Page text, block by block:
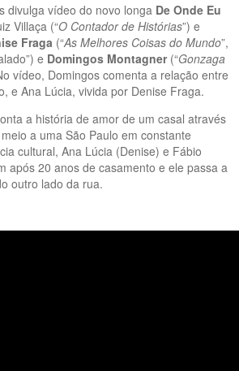
divulga vídeo do novo longa De Onde Eu
Villaça (“O Contador de Histórias”) e
Fraga (“As Melhores Coisas do Mundo”,
e Domingos Montagner(“Gonzaga
vídeo, Domingos comenta a relação entre
e Ana Lúcia, vivida por Denise Fraga.
a história de amor de um casal através
a uma São Paulo em constante
cultural, Ana Lúcia (Denise) e Fábio
após 20 anos de casamento e ele passa a
outro lado da rua.